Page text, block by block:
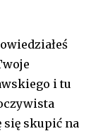
i tu
się skupić na